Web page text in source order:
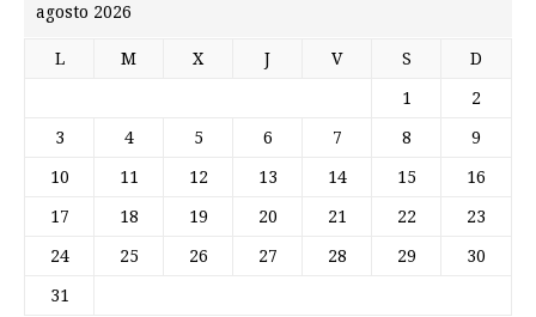
agosto 2026
L M X J V S D
1 2
3 4 5 6 7 8 9
10 11 12 13 14 15 16
17 18 19 20 21 22 23
24 25 26 27 28 29 30
31